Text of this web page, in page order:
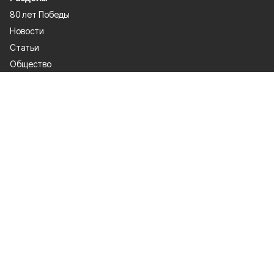
80 лет Победы
Новости
Статьи
Общество